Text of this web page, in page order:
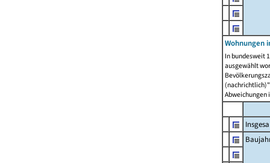
Wohnungen
In bundesweit
ausgewählt
Abweichungen